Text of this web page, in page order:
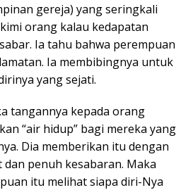
gereja) yang seringkali
orang kalau kedapatan
Ia tahu bahwa perempuan
Ia membibingnya untuk
yang sejati.
tangannya kepada orang
“air hidup” bagi mereka yang
Dia memberikan itu dengan
penuh kesabaran. Maka
itu melihat siapa diri-Nya